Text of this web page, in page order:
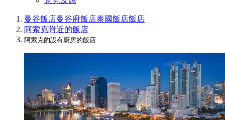
曼谷飯店曼谷府飯店泰國飯店飯店
阿索克附近的飯店
阿索克的設有廚房的飯店